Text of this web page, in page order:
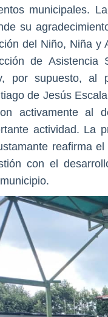
municipales.
su
del Niño, Niña y
de Asistencia
por supuesto, al
de Jesús
activamente al
actividad. La
reafirma el
con el